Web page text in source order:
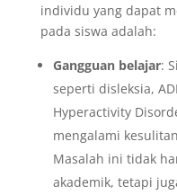
individu yang dapat
pada siswa adalah:
Gangguan belajar:
seperti disleksia,
Hyperactivity
mengalami
Masalah ini tidak
akademik, tetapi